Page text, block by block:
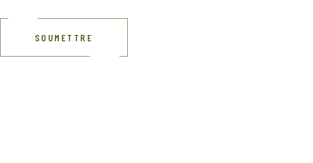
SOUMETTRE